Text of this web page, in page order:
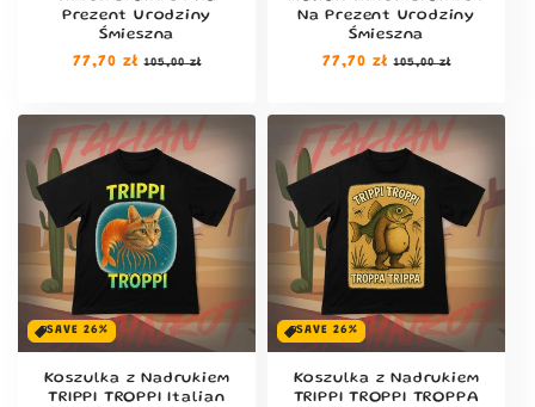
Prezent Urodziny
Śmieszna
Cena
77,70 zł Cena
105,00 zł
Na Prezent Urodziny
Śmieszna
Cena
77,70 zł Cena
105,00 zł
SAVE 26%
Koszulka z Nadrukiem
TRIPPI TROPPI Italian
SAVE 26%
Koszulka z Nadrukiem
TRIPPI TROPPI TROPPA